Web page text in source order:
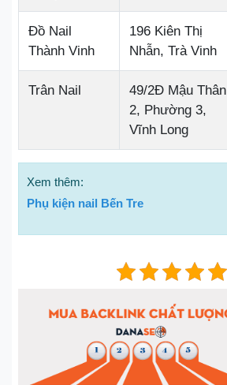
Đồ Nail
Thành Vinh
196 Kiên Thị
Nhẫn, Trà Vinh
Trân Nail
49/2Đ Mậu Thân
2, Phường 3,
Vĩnh Long
Xem thêm:
Phụ kiện nail Bến Tre